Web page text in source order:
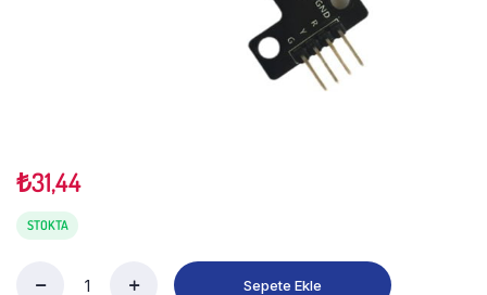
₺31,44
STOKTA
Sepete Ekle